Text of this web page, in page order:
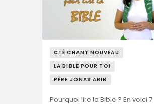
CTÉ CHANT NOUVEAU
LA BIBLE POUR TOI
PÈRE JONAS ABIB
Pourquoi lire la Bible ? En voici 7